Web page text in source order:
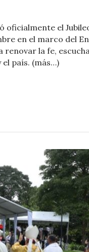
o oficialmente el
en el marco del
renovar la fe,
país. (más…)